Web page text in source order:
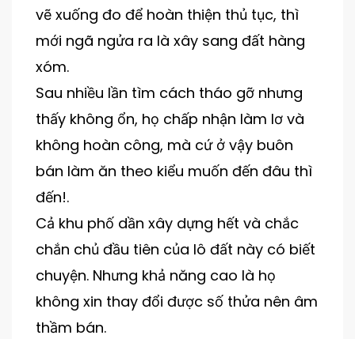
vẽ xuống đo để hoàn thiện thủ tục, thì
mới ngã ngửa ra là xây sang đất hàng
xóm.
Sau nhiều lần tìm cách tháo gỡ nhưng
thấy không ổn, họ chấp nhận làm lơ và
không hoàn công, mà cứ ở vậy buôn
bán làm ăn theo kiểu muốn đến đâu thì
đến!.
Cả khu phố dần xây dựng hết và chắc
chắn chủ đầu tiên của lô đất này có biết
chuyện. Nhưng khả năng cao là họ
không xin thay đổi được số thửa nên âm
thầm bán.